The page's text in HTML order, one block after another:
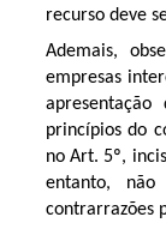
recurso deve
Ademais,
empresas
princípios do
no Art. 5º,
entanto, não
contrarrazões